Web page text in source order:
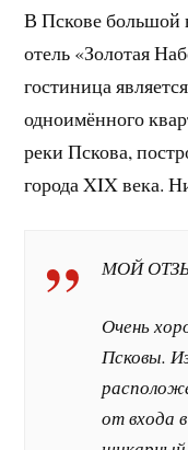
В Пскове большой
отель «Золотая
гостиница
одноимённого
реки Пскова,
города XIX века.
МОЙ
Очень
Псковы.
от входа